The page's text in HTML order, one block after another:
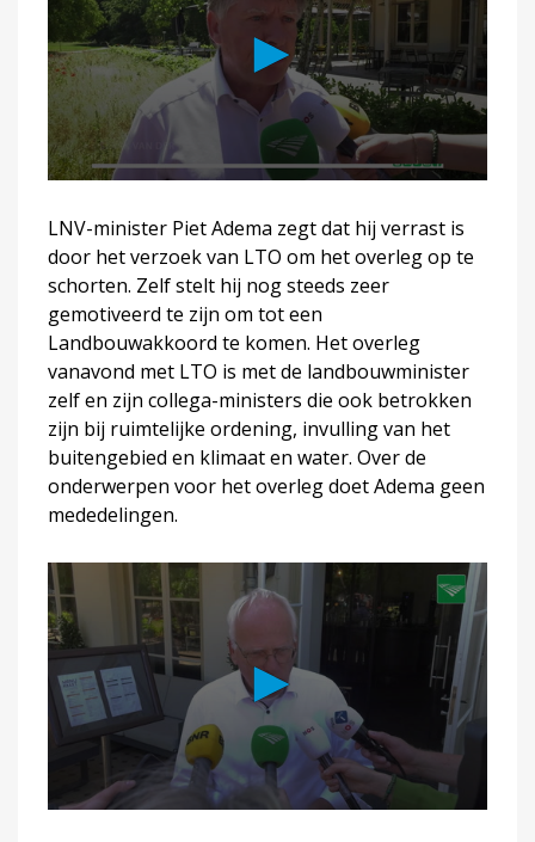
LNV-minister Piet Adema zegt dat hij verrast is
door het verzoek van LTO om het overleg op te
schorten. Zelf stelt hij nog steeds zeer
gemotiveerd te zijn om tot een
Landbouwakkoord te komen. Het overleg
vanavond met LTO is met de landbouwminister
zelf en zijn collega-ministers die ook betrokken
zijn bij ruimtelijke ordening, invulling van het
buitengebied en klimaat en water. Over de
onderwerpen voor het overleg doet Adema geen
mededelingen.